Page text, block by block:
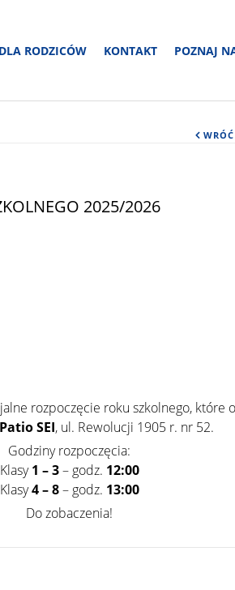
DLA RODZICÓW KONTAKT POZNAJ
2025/2026
rozpoczęcie roku szkolnego, które
Patio SEI, ul. Rewolucji 1905 r. nr 52.
Godziny rozpoczęcia:
Klasy1 – 3– godz. 12:00
Klasy4 – 8– godz. 13:00
Do zobaczenia!